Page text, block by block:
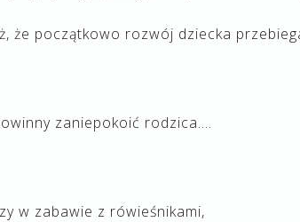
że początkowo rozwój dziecka
zaniepokoić rodzica….
w zabawie z rówieśnikami,